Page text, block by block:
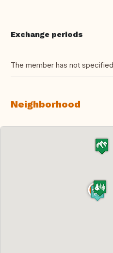
Exchange periods
The member has not
Neighborhood